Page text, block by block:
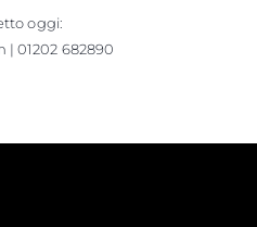
oggi:
| 01202 682890